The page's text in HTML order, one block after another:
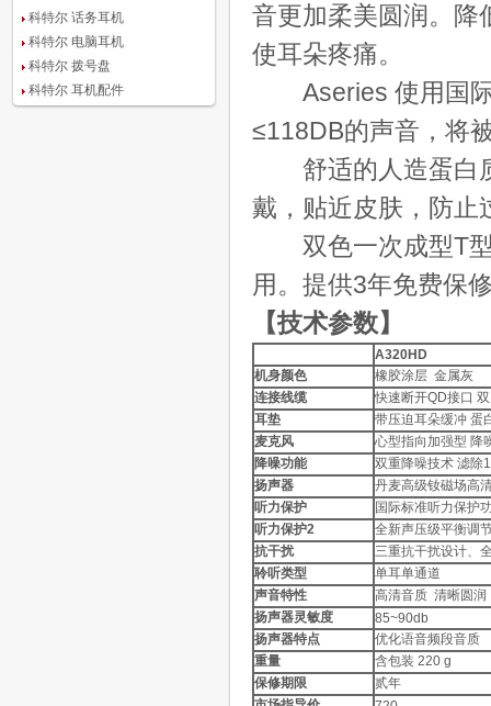
科特尔 话务耳机
科特尔 电脑耳机
科特尔 拨号盘
科特尔 耳机配件
音更加柔美圆润。降
使耳朵疼痛。
Aseries 使用国际
≤118DB的声音，将
舒适的人造蛋白质
戴，贴近皮肤，防止
双色一次成型T型
用。提供3年免费保
【技术参数】
A320HD
机身颜色
橡胶涂层 金属灰
连接线缆
快速断开QD接口
耳垫
带压迫耳朵缓冲 蛋
麦克风
心型指向加强型 降
降噪功能
双重降噪技术 滤除
扬声器
丹麦高级钕磁场高
听力保护
国际标准听力保护
听力保护2
全新声压级平衡调
抗干扰
三重抗干扰设计、
聆听类型
单耳单通道
声音特性
高清音质 清晰圆润
扬声器灵敏度
85~90db
扬声器特点
优化语音频段音质
重量
含包装 220 g
保修期限
贰年